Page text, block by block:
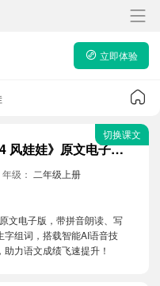
立即体验
二年级上册语文《24 风娃娃》原文电子版带拼音朗读音频
年级： 二年级上册
文电子版，带拼音朗读、写
组词，搭载智能AI语音技
力语文成绩飞速提升！
切换课文